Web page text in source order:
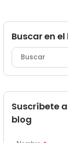
Buscar en
Suscríbete
blog